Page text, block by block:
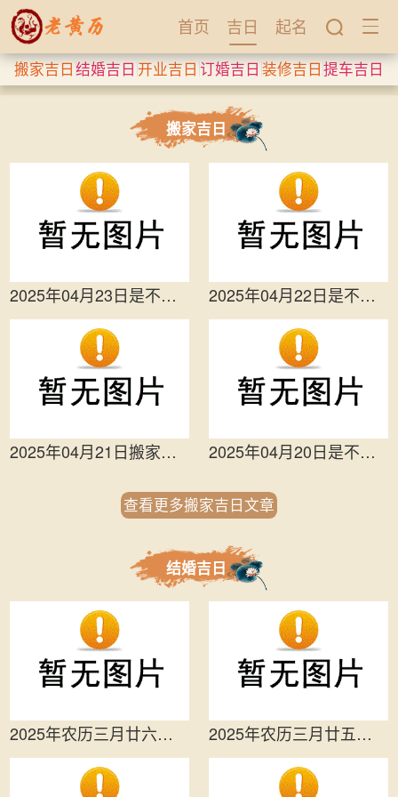
首页 吉日 起名
搬家吉日 结婚吉日 开业吉日 订婚吉日 装修吉日提车吉日
搬家吉日
2025年04月23日是不是搬家吉日 乔迁新... 2025年04月22日是不是搬家吉日 是搬家...
2025年04月21日搬家好不好 今日乔迁搬... 2025年04月20日是不是搬家吉日 是搬家...
查看更多搬家吉日文章
结婚吉日
2025年农历三月廿六结婚吉日查询 宜办... 2025年农历三月廿五结婚好吗 适不适合...